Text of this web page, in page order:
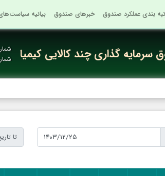
بندی عملکرد صندوق خبرهای صندوق بیانیه
سرمایه گذاری چند کالایی کیمیا
تا